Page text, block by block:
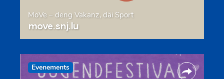
MoVe – deng Vakanz, däi Sport
move.snj.lu
Evenements